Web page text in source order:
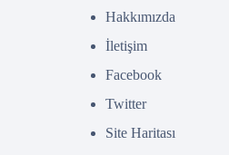
Hakkımızda
İletişim
Facebook
Twitter
Site Haritası